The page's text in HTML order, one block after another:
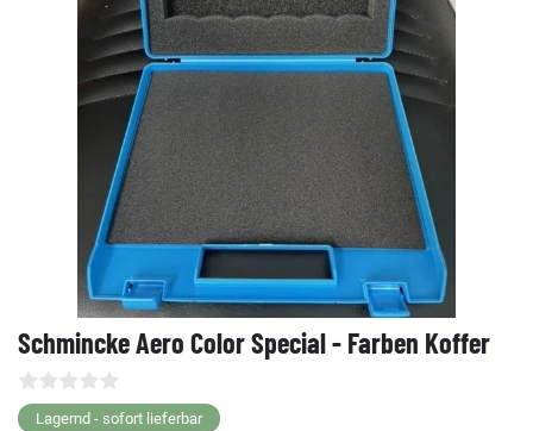
Schmincke Aero Color Special - Farben Koffer
Lagernd - sofort lieferbar